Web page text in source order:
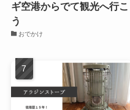
ギ空港からでて観光へ行こ
う
おでかけ